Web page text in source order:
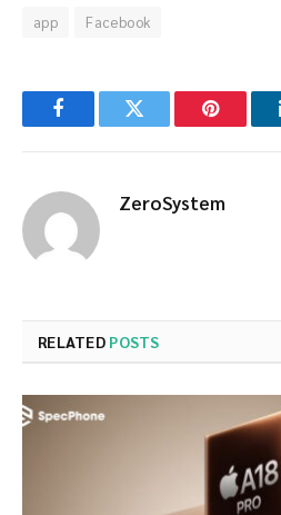
app Facebook
FacebookTwitter Pinterest
ZeroSystem
RELATED POSTS